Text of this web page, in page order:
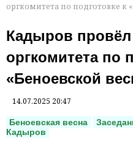
оргкомитета по подготовке к
Кадыров провёл
оргкомитета по
«Беноевской
14.07.2025 20:47
Беноевская весна
Кадыров